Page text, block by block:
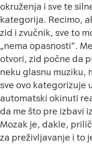
okruženja i sve te
kategorija. Recimo,
zid i zvučnik, sve to
„nema opasnosti”.
otvori, zid počne da
neku glasnu muziku,
sve ovo kategorizuje
automatski okinuti
da me što pre izbavi
Mozak je, dakle,
za preživljavanje i to